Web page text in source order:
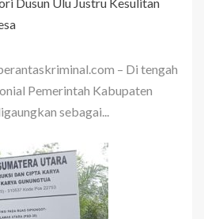
– Di tengah
Pemerintah Kabupaten
sebagai...